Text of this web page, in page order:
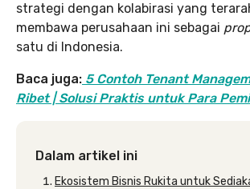
strategi dengan kolabirasi yang
membawa perusahaan ini sebagai
satu di Indonesia.
Baca juga: 5 Contoh Tenant
Ribet | Solusi Praktis untuk Para
Dalam artikel ini
Ekosistem Bisnis Rukita untuk